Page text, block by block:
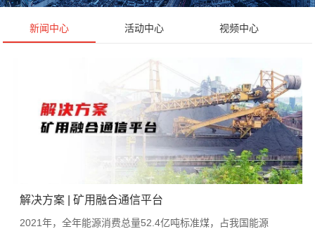
新闻中心 活动中心 视频中心
解决方案 | 矿用融合通信平台
2021年，全年能源消费总量52.4亿吨标准煤，占我国能源